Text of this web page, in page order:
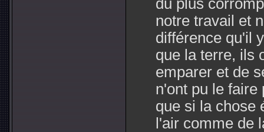
du plus
notre travail et
différence qu'il
que la terre, ils
emparer et de
n'ont pu le faire
que si la chose
l'air comme de